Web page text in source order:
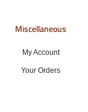
Miscellaneous
My Account
Your Orders